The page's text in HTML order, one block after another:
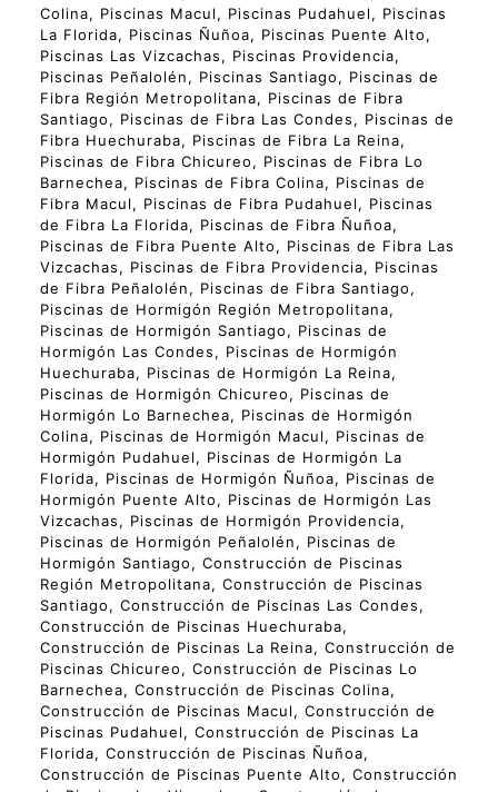
Colina, Piscinas Macul, Piscinas Pudahuel, Piscinas
La Florida, Piscinas Ñuñoa, Piscinas Puente Alto,
Piscinas Las Vizcachas, Piscinas Providencia,
Piscinas Peñalolén, Piscinas Santiago, Piscinas de
Fibra Región Metropolitana, Piscinas de Fibra
Santiago, Piscinas de Fibra Las Condes, Piscinas de
Fibra Huechuraba, Piscinas de Fibra La Reina,
Piscinas de Fibra Chicureo, Piscinas de Fibra Lo
Barnechea, Piscinas de Fibra Colina, Piscinas de
Fibra Macul, Piscinas de Fibra Pudahuel, Piscinas
de Fibra La Florida, Piscinas de Fibra Ñuñoa,
Piscinas de Fibra Puente Alto, Piscinas de Fibra Las
Vizcachas, Piscinas de Fibra Providencia, Piscinas
de Fibra Peñalolén, Piscinas de Fibra Santiago,
Piscinas de Hormigón Región Metropolitana,
Piscinas de Hormigón Santiago, Piscinas de
Hormigón Las Condes, Piscinas de Hormigón
Huechuraba, Piscinas de Hormigón La Reina,
Piscinas de Hormigón Chicureo, Piscinas de
Hormigón Lo Barnechea, Piscinas de Hormigón
Colina, Piscinas de Hormigón Macul, Piscinas de
Hormigón Pudahuel, Piscinas de Hormigón La
Florida, Piscinas de Hormigón Ñuñoa, Piscinas de
Hormigón Puente Alto, Piscinas de Hormigón Las
Vizcachas, Piscinas de Hormigón Providencia,
Piscinas de Hormigón Peñalolén, Piscinas de
Hormigón Santiago, Construcción de Piscinas
Región Metropolitana, Construcción de Piscinas
Santiago, Construcción de Piscinas Las Condes,
Construcción de Piscinas Huechuraba,
Construcción de Piscinas La Reina, Construcción de
Piscinas Chicureo, Construcción de Piscinas Lo
Barnechea, Construcción de Piscinas Colina,
Construcción de Piscinas Macul, Construcción de
Piscinas Pudahuel, Construcción de Piscinas La
Florida, Construcción de Piscinas Ñuñoa,
Construcción de Piscinas Puente Alto, Construcción